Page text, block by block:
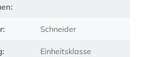
Schneider
Einheitsklasse